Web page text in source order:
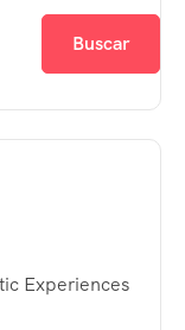
Buscar
Experiences